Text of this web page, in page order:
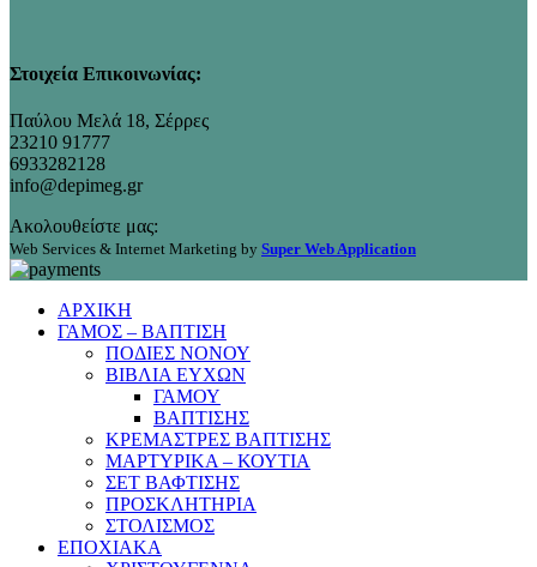
Στοιχεία Επικοινωνίας:
Παύλου Μελά 18, Σέρρες
23210 91777
6933282128
info@depimeg.gr
Ακολουθείστε μας:
Web Services & Internet Marketing by Super Web Application
ΑΡΧΙΚΗ
ΓΑΜΟΣ – ΒΑΠΤΙΣΗ
ΠΟΔΙΕΣ ΝΟΝΟΥ
ΒΙΒΛΙΑ ΕΥΧΩΝ
ΓΑΜΟΥ
ΒΑΠΤΙΣΗΣ
ΚΡΕΜΑΣΤΡΕΣ ΒΑΠΤΙΣΗΣ
ΜΑΡΤΥΡΙΚΑ – ΚΟΥΤΙΑ
ΣΕΤ ΒΑΦΤΙΣΗΣ
ΠΡΟΣΚΛΗΤΗΡΙΑ
ΣΤΟΛΙΣΜΟΣ
ΕΠΟΧΙΑΚΑ